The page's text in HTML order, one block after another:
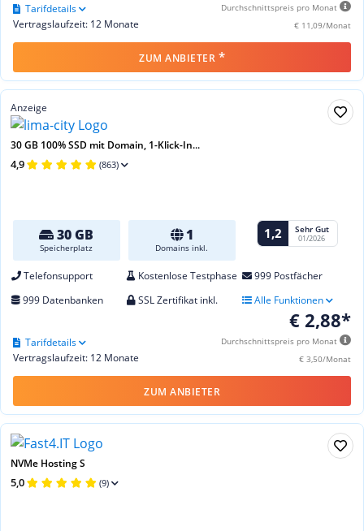
Durchschnittspreis pro Monat
€ 11,09/Monat
Vertragslaufzeit: 12 Monate
Tarifdetails
ZUM ANBIETER *
Anzeige
30 GB 100% SSD mit Domain, 1-Klick-In...
4,9 (863)
30 GB
Speicherplatz
1
Domains inkl.
1,2 Sehr Gut
01/2026
Telefonsupport Kostenlose Testphase
999 Postfächer
999 Datenbanken
SSL Zertifikat inkl. Alle Funktionen
€ 2,88*
Durchschnittspreis pro Monat
€ 3,50/Monat
Vertragslaufzeit: 12 Monate
Tarifdetails
ZUM ANBIETER
NVMe Hosting S
5,0 (9)